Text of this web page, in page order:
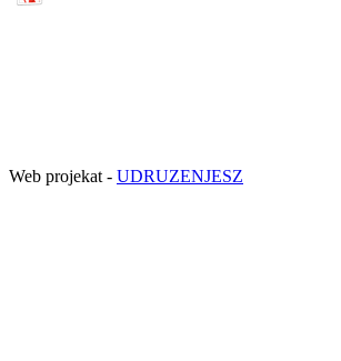
Web projekat - UDRUZENJESZ